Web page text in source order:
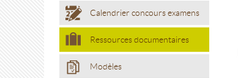
Calendrier concours examens
Ressources documentaires
Modèles